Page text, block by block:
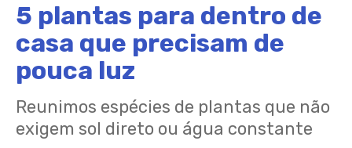
5 plantas para dentro de
casa que precisam de
pouca luz
Reunimos espécies de plantas que não
exigem sol direto ou água constante